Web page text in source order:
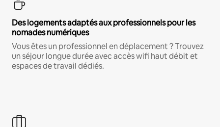
Des logements adaptés aux professionnels pour les
nomades numériques
Vous êtes un professionnel en déplacement ? Trouvez
un séjour longue durée avec accès wifi haut débit et
espaces de travail dédiés.